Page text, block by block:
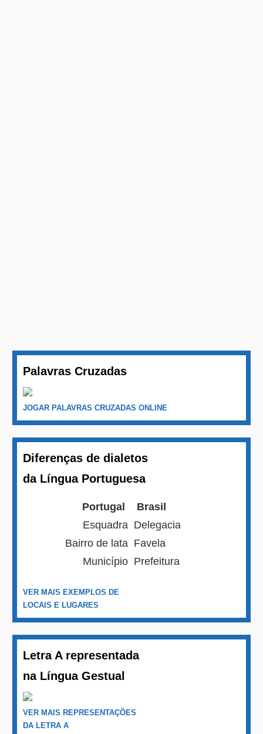
Palavras Cruzadas
JOGAR PALAVRAS CRUZADAS ONLINE
Diferenças de dialetos
da Língua Portuguesa
Portugal
Brasil
Esquadra Delegacia
Bairro de lata Favela
Município Prefeitura
VER MAIS EXEMPLOS DE
LOCAIS E LUGARES
Letra A representada
na Língua Gestual
VER MAIS REPRESENTAÇÕES
DA LETRA A